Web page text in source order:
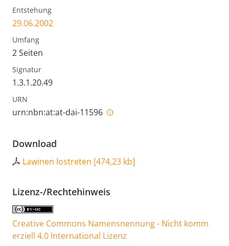
Entstehung
29.06.2002
Umfang
2 Seiten
Signatur
1.3.1.20.49
URN
urn:nbn:at:at-dai-11596
Download
Lawinen lostreten [474,23 kb]
Lizenz-/Rechtehinweis
Creative Commons Namensnennung - Nicht komm
erziell 4.0 International Lizenz